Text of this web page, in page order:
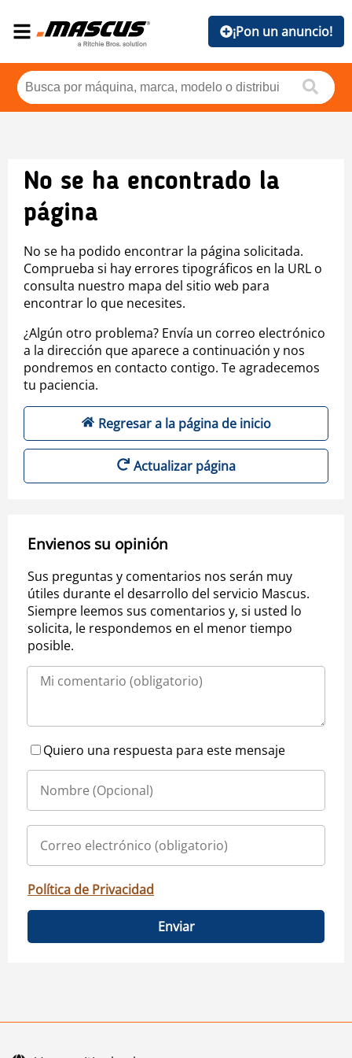
¡Pon un anuncio!
No se ha encontrado la
página
No se ha podido encontrar la página solicitada.
Comprueba si hay errores tipográficos en la URL o
consulta nuestro mapa del sitio web para
encontrar lo que necesites.
¿Algún otro problema? Envía un correo electrónico
a la dirección que aparece a continuación y nos
pondremos en contacto contigo. Te agradecemos
tu paciencia.
Regresar a la página de inicio
Actualizar página
Envienos su opinión
Sus preguntas y comentarios nos serán muy
útiles durante el desarrollo del servicio Mascus.
Siempre leemos sus comentarios y, si usted lo
solicita, le respondemos en el menor tiempo
posible.
Quiero una respuesta para este mensaje
Política de Privacidad
Enviar